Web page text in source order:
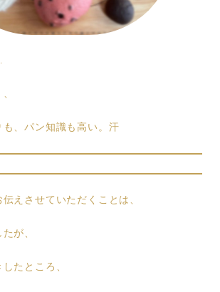
、パン知識も高い。汗
えさせていただくことは、
が、
たところ、